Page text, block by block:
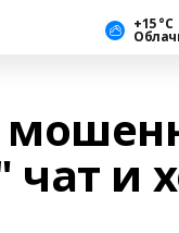
+15 °С
и